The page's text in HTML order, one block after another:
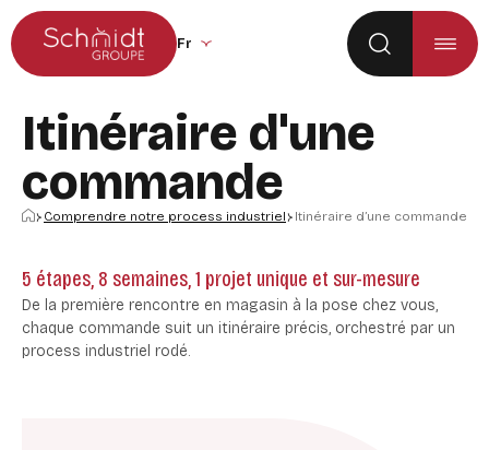
Aller au menu principal
Aller au contenu
Changer la langue du site (recharge la
Itinéraire d'une
commande
Accueil
Comprendre notre process industriel Itinéraire d’une commande
5 étapes, 8 semaines, 1 projet unique et sur-mesure
De la première rencontre en magasin à la pose chez vous,
chaque commande suit un itinéraire précis, orchestré par un
process industriel rodé.